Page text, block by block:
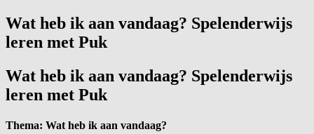
Wat heb ik aan vandaag? Spelenderwijs
leren met Puk
Wat heb ik aan vandaag? Spelenderwijs
leren met Puk
Thema: Wat heb ik aan vandaag?